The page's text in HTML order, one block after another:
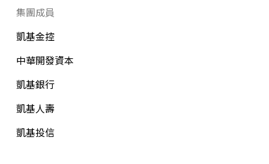
集團成員
凱基金控
中華開發資本
凱基銀行
凱基人壽
凱基投信